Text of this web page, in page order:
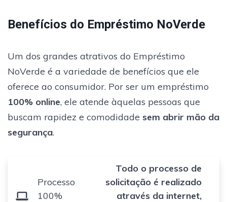
Benefícios do Empréstimo NoVerde
Um dos grandes atrativos do Empréstimo
NoVerde é a variedade de benefícios que ele
oferece ao consumidor. Por ser um empréstimo
100% online, ele atende àquelas pessoas que
buscam rapidez e comodidade sem abrir mão da
segurança.
Processo
100%
Todo o processo de
solicitação é realizado
através da internet,